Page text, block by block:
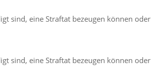
sind, eine Straftat bezeugen können oder
sind, eine Straftat bezeugen können oder